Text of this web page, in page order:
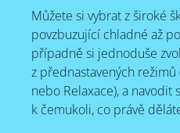
Můžete si vybrat z široké
povzbuzující chladné až
případně si jednoduše
z přednastavených
nebo Relaxace), a
k čemukoli, co právě